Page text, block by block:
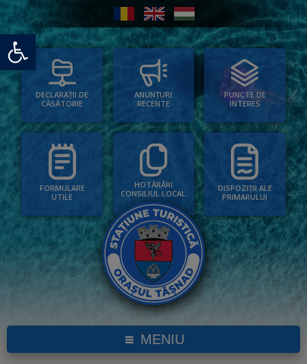
Deschide bara de unelte
DECLARAȚII DE
CĂSĂTORIE
ANUNȚURI
RECENTE
PUNCTE DE
INTERES
FORMULARE
UTILE
HOTĂRÂRI
CONSILIUL LOCAL
DISPOZIȚII ALE
PRIMARULUI
MENIU